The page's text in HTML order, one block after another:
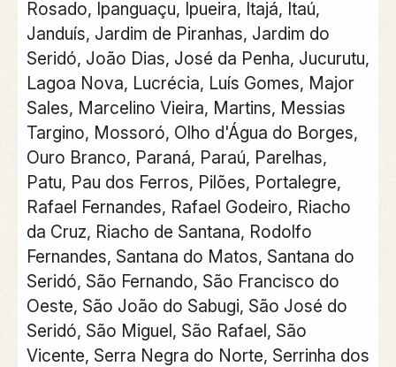
Rosado, Ipanguaçu, Ipueira, Itajá, Itaú,
Janduís, Jardim de Piranhas, Jardim do
Seridó, João Dias, José da Penha, Jucurutu,
Lagoa Nova, Lucrécia, Luís Gomes, Major
Sales, Marcelino Vieira, Martins, Messias
Targino, Mossoró, Olho d'Água do Borges,
Ouro Branco, Paraná, Paraú, Parelhas,
Patu, Pau dos Ferros, Pilões, Portalegre,
Rafael Fernandes, Rafael Godeiro, Riacho
da Cruz, Riacho de Santana, Rodolfo
Fernandes, Santana do Matos, Santana do
Seridó, São Fernando, São Francisco do
Oeste, São João do Sabugi, São José do
Seridó, São Miguel, São Rafael, São
Vicente, Serra Negra do Norte, Serrinha dos